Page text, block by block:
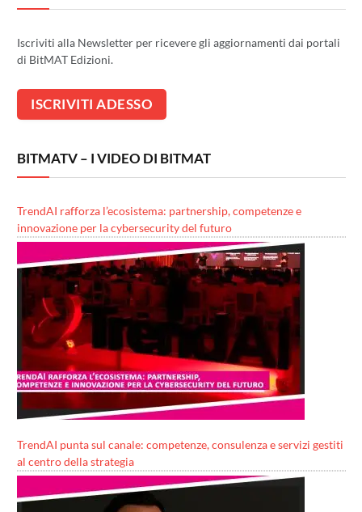
Iscriviti alla Newsletter per ricevere gli aggiornamenti dai portali
di BitMAT Edizioni.
BITMATV – I VIDEO DI BITMAT
TrendAI rafforza l’ecosistema: partnership, competenze e
innovazione per la cybersecurity del futuro
TrendAI punta sul canale: competenze, consulenza e servizi gestiti
al centro della strategia